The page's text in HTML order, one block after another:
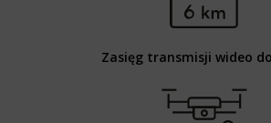
Zasięg transmisji wideo